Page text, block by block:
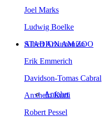
STADION AM ZOO
Anfahrt
Joel Marks
Ludwig Boelke
Albert Arzumanian
Erik Emmerich
Davidson-Tomas Cabral
Anxhelo Kurti
Robert Pessel